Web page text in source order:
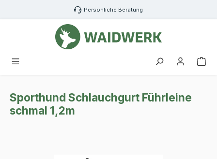
Zum Hauptinhalt springen Persönliche Beratung
Sporthund Schlauchgurt Führleine
schmal 1,2m